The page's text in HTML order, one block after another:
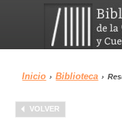
Menu
Inicio › Biblioteca ›
VOLVER